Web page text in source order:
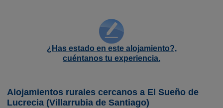
¿Has estado en este alojamiento?,
cuéntanos tu experiencia.
Alojamientos rurales cercanos a El Sueño de
Lucrecia (Villarrubia de Santiago)